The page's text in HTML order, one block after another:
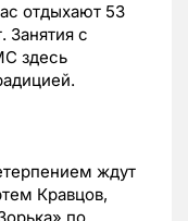
отдыхают 53
Занятия с
здесь
ждут
Кравцов,